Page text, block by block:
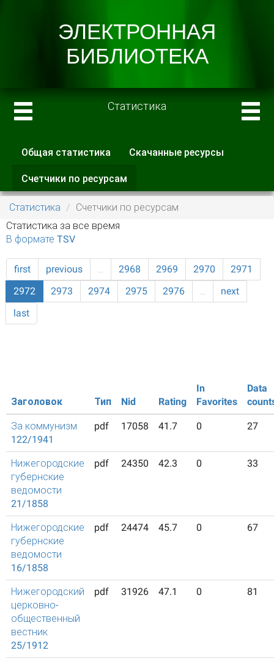
Статистика
Главные вкладки
Общая статистика Скачанные ресурсы
Счетчики по ресурсам
вкладка)
Статистика
Счетчики по ресурсам
Статистика за все время
В формате TSV
first previous … 2968 2969 2970
2971
2972
2973 2974 2975 2976 …
next
last
Заголовок Тип Nid Rating
In
Favorites
Data
За коммунизм
122/1941
pdf 17058 41.7 0 27
Нижегородские
губернские
ведомости
21/1858
pdf 24350 42.3 0 33
Нижегородские
губернские
ведомости
16/1858
pdf 24474 45.7 0 67
Нижегородский
церковно-
общественный
вестник
25/1912
pdf 31926 47.1 0 81